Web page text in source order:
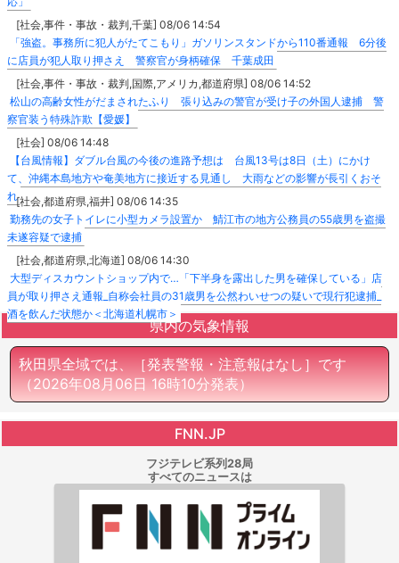
[社会,事件・事故・裁判,千葉] 08/06 14:54
「強盗。事務所に犯人がたてこもり」ガソリンスタンドから110番通報 6分後
に店員が犯人取り押さえ 警察官が身柄確保 千葉成田
[社会,事件・事故・裁判,国際,アメリカ,都道府県] 08/06 14:52
松山の高齢女性がだまされたふり 張り込みの警官が受け子の外国人逮捕 警
察官装う特殊詐欺【愛媛】
[社会] 08/06 14:48
【台風情報】ダブル台風の今後の進路予想は 台風13号は8日（土）にかけ
て、沖縄本島地方や奄美地方に接近する見通し 大雨などの影響が長引くおそ
れ[社会,都道府県,福井] 08/06 14:35
勤務先の女子トイレに小型カメラ設置か 鯖江市の地方公務員の55歳男を盗撮
未遂容疑で逮捕
[社会,都道府県,北海道] 08/06 14:30
大型ディスカウントショップ内で…「下半身を露出した男を確保している」店
員が取り押さえ通報_自称会社員の31歳男を公然わいせつの疑いで現行犯逮捕_
酒を飲んだ状態か＜北海道札幌市＞
県内の気象情報
秋田県全域では、［発表警報・注意報はなし］です
（2026年08月06日 16時10分発表）
FNN.JP
フジテレビ系列28局
すべてのニュースは